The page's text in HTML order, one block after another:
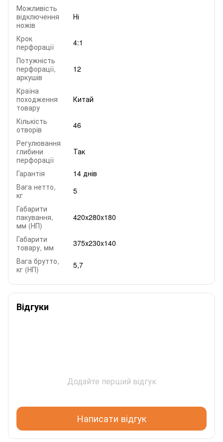
Можливість
відключення
ножів
Ні
Крок
перфорації
4:1
Потужність
перфорації,
аркушів
12
Країна
походження
товару
Китай
Кількість
отворів
46
Регулювання
глибини
перфорації
Так
Гарантія
14 днів
Вага нетто,
кг
5
Габарити
пакування,
мм (НП)
420x280x180
Габарити
товару, мм
375x230x140
Вага брутто,
кг (НП)
5,7
Відгуки
Додайте перший відгук
Написати відгук